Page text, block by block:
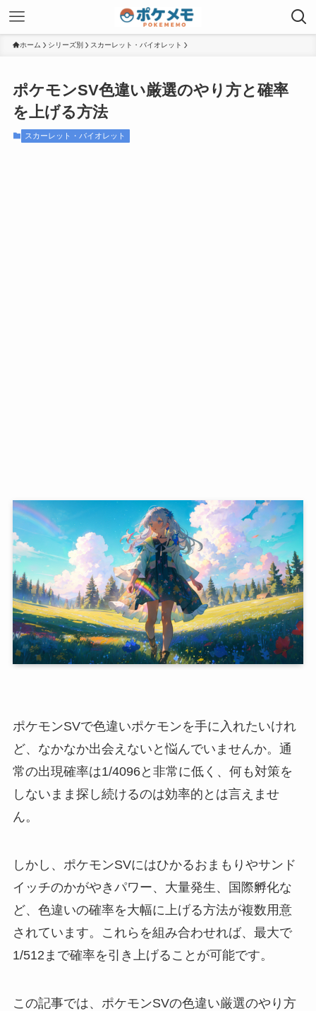
ホーム シリーズ別 スカーレット・バイオレット
ポケモンSV色違い厳選のやり方と確率
を上げる方法
スカーレット・バイオレット
ポケモンSVで色違いポケモンを手に入れたいけれ
ど、なかなか出会えないと悩んでいませんか。通
常の出現確率は1/4096と非常に低く、何も対策を
しないまま探し続けるのは効率的とは言えませ
ん。
しかし、ポケモンSVにはひかるおまもりやサンド
イッチのかがやきパワー、大量発生、国際孵化な
ど、色違いの確率を大幅に上げる方法が複数用意
されています。これらを組み合わせれば、最大で
1/512まで確率を引き上げることが可能です。
この記事では、ポケモンSVの色違い厳選のやり方